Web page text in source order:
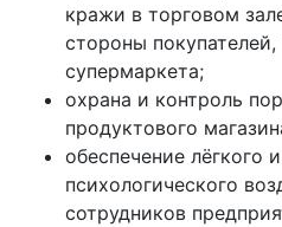
кражи в торговом
стороны
супермаркета;
охрана и контроль
продуктового
обеспечение лёгкого
психологического
сотрудников